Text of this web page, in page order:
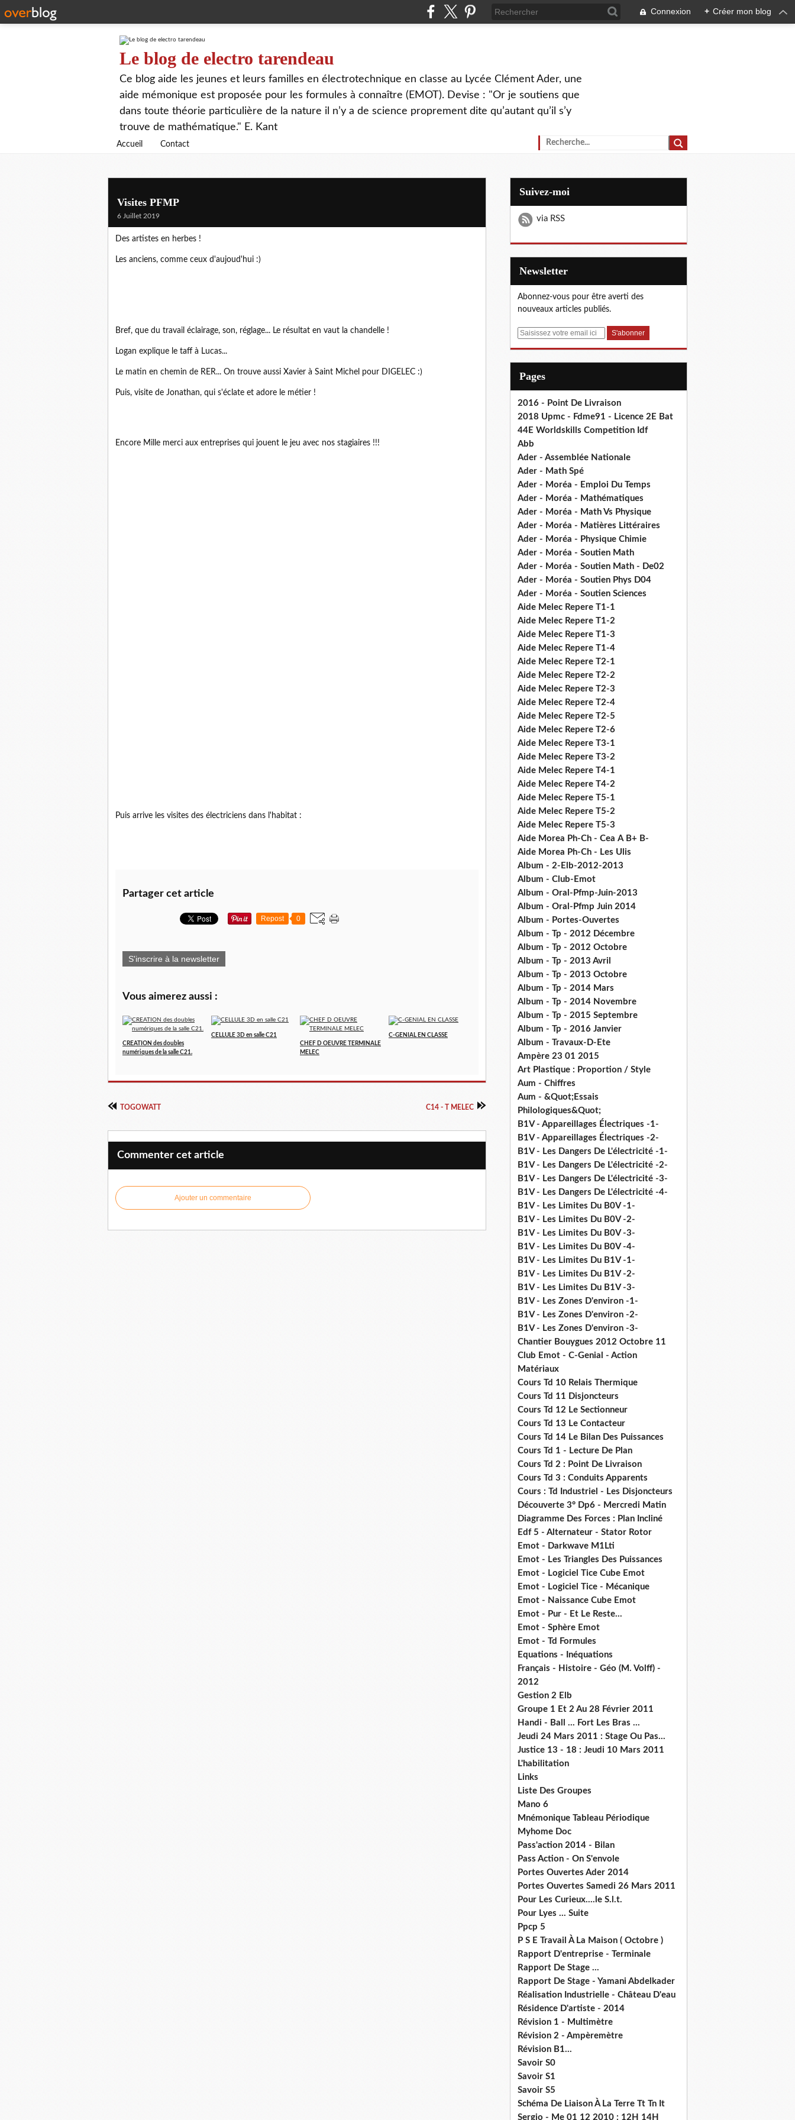
Connexion + Créer mon blog
Le blog de electro tarendeau
Ce blog aide les jeunes et leurs familles en électrotechnique en classe au Lycée Clément Ader, une
aide mémonique est proposée pour les formules à connaître (EMOT). Devise : "Or je soutiens que
dans toute théorie particulière de la nature il n’y a de science proprement dite qu’autant qu’il s’y
trouve de mathématique." E. Kant
Accueil Contact
Visites PFMP
6 Juillet 2019
Des artistes en herbes !
Les anciens, comme ceux d'aujoud'hui :)
Bref, que du travail éclairage, son, réglage... Le résultat en vaut la chandelle !
Logan explique le taff à Lucas...
Le matin en chemin de RER... On trouve aussi Xavier à Saint Michel pour DIGELEC :)
Puis, visite de Jonathan, qui s'éclate et adore le métier !
Encore Mille merci aux entreprises qui jouent le jeu avec nos stagiaires !!!
Puis arrive les visites des électriciens dans l'habitat :
Partager cet article
Repost 0
S'inscrire à la newsletter
Vous aimerez aussi :
CREATION des doubles
numériques de la salle C21.
CELLULE 3D en salle C21
CHEF D OEUVRE TERMINALE
MELEC
C-GENIAL EN CLASSE
TOGOWATT C14 - T MELEC
Commenter cet article
Ajouter un commentaire
Suivez-moi
via RSS
Newsletter
Abonnez-vous pour être averti des
nouveaux articles publiés.
E
Pages
2016 - Point De Livraison
2018 Upmc - Fdme91 - Licence 2E Bat
44E Worldskills Competition Idf
Abb
Ader - Assemblée Nationale
Ader - Math Spé
Ader - Moréa - Emploi Du Temps
Ader - Moréa - Mathématiques
Ader - Moréa - Math Vs Physique
Ader - Moréa - Matières Littéraires
Ader - Moréa - Physique Chimie
Ader - Moréa - Soutien Math
Ader - Moréa - Soutien Math - De02
Ader - Moréa - Soutien Phys D04
Ader - Moréa - Soutien Sciences
Aide Melec Repere T1-1
Aide Melec Repere T1-2
Aide Melec Repere T1-3
Aide Melec Repere T1-4
Aide Melec Repere T2-1
Aide Melec Repere T2-2
Aide Melec Repere T2-3
Aide Melec Repere T2-4
Aide Melec Repere T2-5
Aide Melec Repere T2-6
Aide Melec Repere T3-1
Aide Melec Repere T3-2
Aide Melec Repere T4-1
Aide Melec Repere T4-2
Aide Melec Repere T5-1
Aide Melec Repere T5-2
Aide Melec Repere T5-3
Aide Morea Ph-Ch - Cea Α Β+ Β-
Aide Morea Ph-Ch - Les Ulis
Album - 2-Elb-2012-2013
Album - Club-Emot
Album - Oral-Pfmp-Juin-2013
Album - Oral-Pfmp Juin 2014
Album - Portes-Ouvertes
Album - Tp - 2012 Décembre
Album - Tp - 2012 Octobre
Album - Tp - 2013 Avril
Album - Tp - 2013 Octobre
Album - Tp - 2014 Mars
Album - Tp - 2014 Novembre
Album - Tp - 2015 Septembre
Album - Tp - 2016 Janvier
Album - Travaux-D-Ete
Ampère 23 01 2015
Art Plastique : Proportion / Style
Aum - Chiffres
Aum - &Quot;Essais
Philologiques&Quot;
B1V - Appareillages Électriques -1-
B1V - Appareillages Électriques -2-
B1V - Les Dangers De L'électricité -1-
B1V - Les Dangers De L'électricité -2-
B1V - Les Dangers De L'électricité -3-
B1V - Les Dangers De L'électricité -4-
B1V - Les Limites Du B0V -1-
B1V - Les Limites Du B0V -2-
B1V - Les Limites Du B0V -3-
B1V - Les Limites Du B0V -4-
B1V - Les Limites Du B1V -1-
B1V - Les Limites Du B1V -2-
B1V - Les Limites Du B1V -3-
B1V - Les Zones D'environ -1-
B1V - Les Zones D'environ -2-
B1V - Les Zones D'environ -3-
Chantier Bouygues 2012 Octobre 11
Club Emot - C-Genial - Action
Matériaux
Cours Td 10 Relais Thermique
Cours Td 11 Disjoncteurs
Cours Td 12 Le Sectionneur
Cours Td 13 Le Contacteur
Cours Td 14 Le Bilan Des Puissances
Cours Td 1 - Lecture De Plan
Cours Td 2 : Point De Livraison
Cours Td 3 : Conduits Apparents
Cours : Td Industriel - Les Disjoncteurs
Découverte 3° Dp6 - Mercredi Matin
Diagramme Des Forces : Plan Incliné
Edf 5 - Alternateur - Stator Rotor
Emot - Darkwave M1Lti
Emot - Les Triangles Des Puissances
Emot - Logiciel Tice Cube Emot
Emot - Logiciel Tice - Mécanique
Emot - Naissance Cube Emot
Emot - Pur - Et Le Reste...
Emot - Sphère Emot
Emot - Td Formules
Equations - Inéquations
Français - Histoire - Géo (M. Volff) -
2012
Gestion 2 Elb
Groupe 1 Et 2 Au 28 Février 2011
Handi - Ball ... Fort Les Bras ...
Jeudi 24 Mars 2011 : Stage Ou Pas...
Justice 13 - 18 : Jeudi 10 Mars 2011
L'habilitation
Links
Liste Des Groupes
Mano 6
Mnémonique Tableau Périodique
Myhome Doc
Pass'action 2014 - Bilan
Pass Action - On S'envole
Portes Ouvertes Ader 2014
Portes Ouvertes Samedi 26 Mars 2011
Pour Les Curieux....le S.l.t.
Pour Lyes ... Suite
Ppcp 5
P S E Travail À La Maison ( Octobre )
Rapport D'entreprise - Terminale
Rapport De Stage ...
Rapport De Stage - Yamani Abdelkader
Réalisation Industrielle - Château D'eau
Résidence D'artiste - 2014
Révision 1 - Multimètre
Révision 2 - Ampèremètre
Révision B1...
Savoir S0
Savoir S1
Savoir S5
Schéma De Liaison À La Terre Tt Tn It
Sergio - Me 01 12 2010 : 12H 14H